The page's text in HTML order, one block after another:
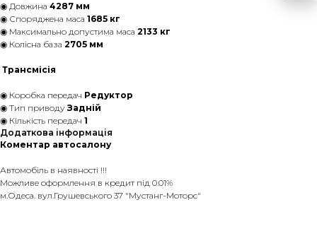
◉ Довжина 4287 мм
◉ Споряджена маса 1685 кг
◉ Максимально допустима маса 2133 кг
◉ Колісна база 2705 мм
Трансмісія
◉ Коробка передач Редуктор
◉ Тип приводу Задній
◉ Кількість передач 1
Додаткова інформація
Коментар автосалону
Автомобіль в наявності !!!
Можливе оформлення в кредит під 0.01%
м.Одеса. вул.Грушевського 37 "Мустанг-Моторс"